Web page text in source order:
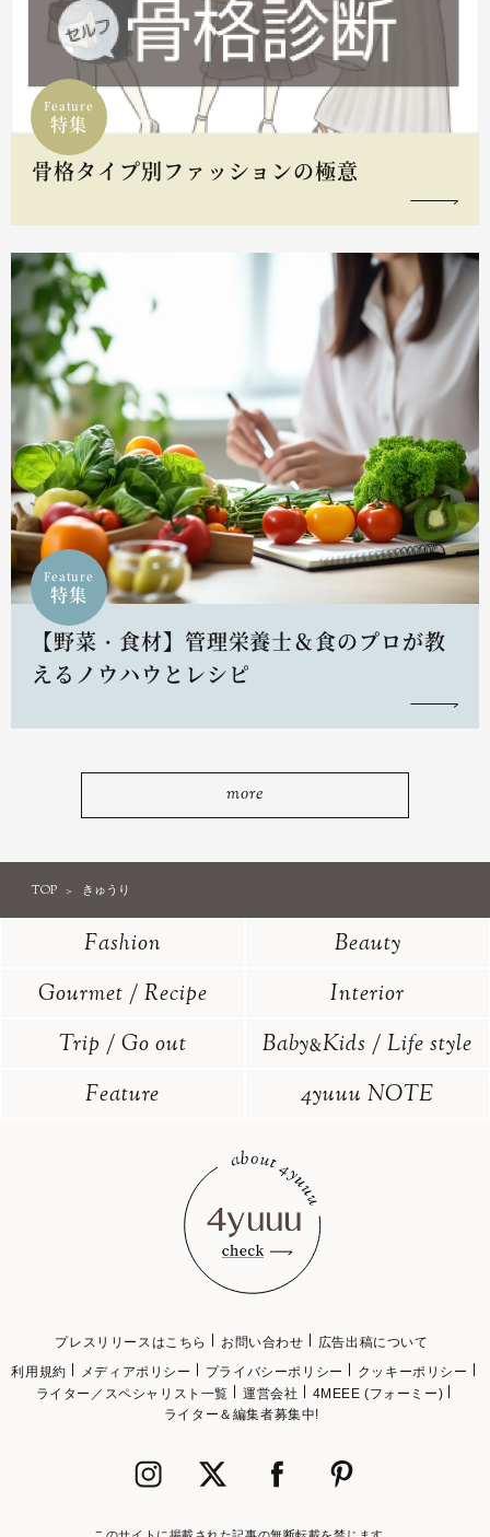
Feature
特集
骨格タイプ別ファッションの極意
Feature
特集
【野菜・食材】管理栄養士＆食のプロが教
えるノウハウとレシピ
more
TOP きゅうり
Fashion
Beauty
Gourmet / Recipe
Interior
Trip / Go out
Baby&Kids / Life style
Feature
4yuuu NOTE
プレスリリースはこちら お問い合わせ
広告出稿について
利用規約
メディアポリシー プライバシーポリシー
クッキーポリシー
ライター／スペシャリスト一覧
運営会社
4MEEE (フォーミー)
ライター＆編集者募集中!